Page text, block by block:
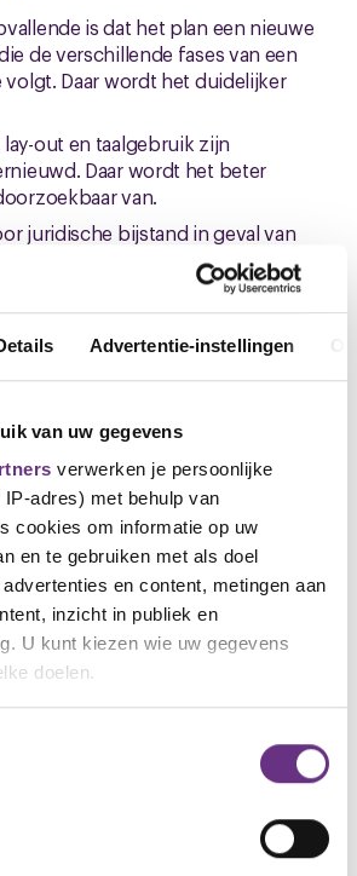
Advertentie-instellingen
van uw gegevens
verwerken je persoonlijke
adres) met behulp van
cookies om informatie op uw
en te gebruiken met als doel
en content, metingen aan
inzicht in publiek en
U kunt kiezen wie uw gegevens
doelen.
over uw geografische
identificeren door het actief te
eigenschappen (fingerprinting)
is dat het plan een nieuwe
de verschillende fases van een
volgt. Daar wordt het duidelijker
out en taalgebruik zijn
Daar wordt het beter
van.
juridische bijstand in geval van
worden vergoed
van €950 (ex btw); ook als de
een jurist van de vakbond wordt
een 'kan'-bepaling. Daarmee
eventueel kunt krijgen. Nu is het
Alleen in uitzonderlijke
het recht op 5 maanden kunnen
als je zelf niet meewerkt
na deze nieuwsbrief separaat
toegestuurd.
Stemmen kan
onderhandelaar CNV